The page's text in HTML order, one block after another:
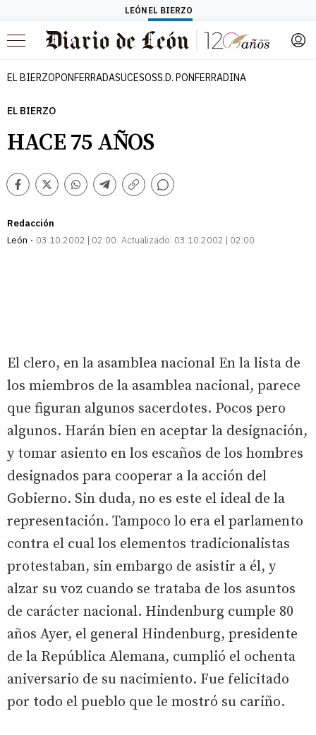
LEÓN EL BIERZO
Menú
EL BIERZOPONFERRADASUCESOSS.D. PONFERRADINA
EL BIERZO
HACE 75 AÑOS
Facebook
TwitterWhatsappTelegram
Copiar
Comentarios
Redacción
León
03.10.2002 | 02:00 Actualizado: 03.10.2002 | 02:00
El clero, en la asamblea nacional En la lista de
los miembros de la asamblea nacional, parece
que figuran algunos sacerdotes. Pocos pero
algunos. Harán bien en aceptar la designación,
y tomar asiento en los escaños de los hombres
designados para cooperar a la acción del
Gobierno. Sin duda, no es este el ideal de la
representación. Tampoco lo era el parlamento
contra el cual los elementos tradicionalistas
protestaban, sin embargo de asistir a él, y
alzar su voz cuando se trataba de los asuntos
de carácter nacional. Hindenburg cumple 80
años Ayer, el general Hindenburg, presidente
de la República Alemana, cumplió el ochenta
aniversario de su nacimiento. Fue felicitado
por todo el pueblo que le mostró su cariño.